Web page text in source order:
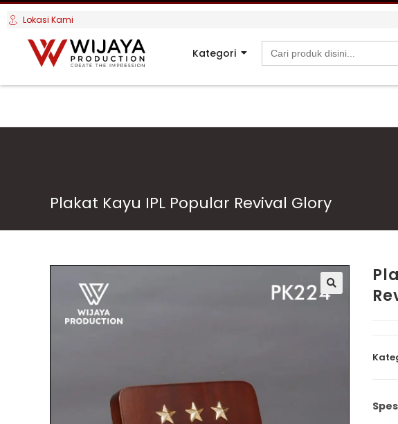
Lokasi Kami
Kategori
Search
for:
Plakat Kayu IPL Popular Revival Glory
🔍